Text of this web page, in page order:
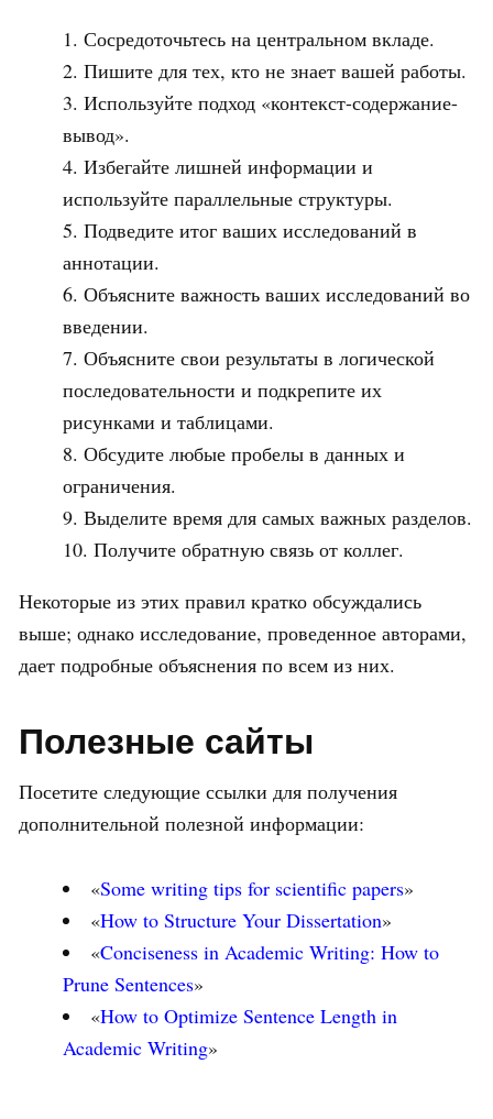
Сосредоточьтесь на центральном вкладе.
Пишите для тех, кто не знает вашей работы.
Используйте подход «контекст-содержание-
вывод».
Избегайте лишней информации и
используйте параллельные структуры.
Подведите итог ваших исследований в
аннотации.
Объясните важность ваших исследований во
введении.
Объясните свои результаты в логической
последовательности и подкрепите их
рисунками и таблицами.
Обсудите любые пробелы в данных и
ограничения.
Выделите время для самых важных разделов.
Получите обратную связь от коллег.
Некоторые из этих правил кратко обсуждались
выше; однако исследование, проведенное авторами,
дает подробные объяснения по всем из них.
Полезные сайты
Посетите следующие ссылки для получения
дополнительной полезной информации:
«Some writing tips for scientific papers»
«How to Structure Your Dissertation»
«Conciseness in Academic Writing: How to
Prune Sentences»
«How to Optimize Sentence Length in
Academic Writing»